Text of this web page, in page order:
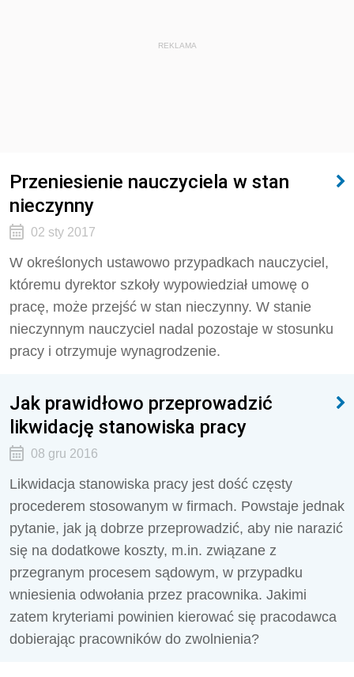
REKLAMA
Przeniesienie nauczyciela w stan
nieczynny
02 sty 2017
W określonych ustawowo przypadkach nauczyciel,
któremu dyrektor szkoły wypowiedział umowę o
pracę, może przejść w stan nieczynny. W stanie
nieczynnym nauczyciel nadal pozostaje w stosunku
pracy i otrzymuje wynagrodzenie.
Jak prawidłowo przeprowadzić
likwidację stanowiska pracy
08 gru 2016
Likwidacja stanowiska pracy jest dość częsty
procederem stosowanym w firmach. Powstaje jednak
pytanie, jak ją dobrze przeprowadzić, aby nie narazić
się na dodatkowe koszty, m.in. związane z
przegranym procesem sądowym, w przypadku
wniesienia odwołania przez pracownika. Jakimi
zatem kryteriami powinien kierować się pracodawca
dobierając pracowników do zwolnienia?